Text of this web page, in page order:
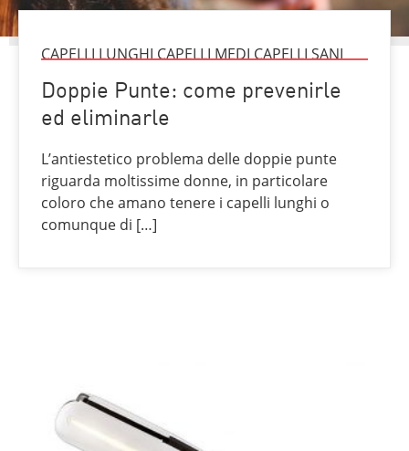
CAPELLI LUNGHI CAPELLI MEDI CAPELLI SANI
Doppie Punte: come prevenirle
ed eliminarle
L’antiestetico problema delle doppie punte
riguarda moltissime donne, in particolare
coloro che amano tenere i capelli lunghi o
comunque di […]